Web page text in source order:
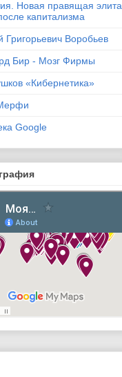
Новая правящая элита
капитализма
Григорьевич Воробьев
Бир - Мозг Фирмы
«Кибернетика»
Google